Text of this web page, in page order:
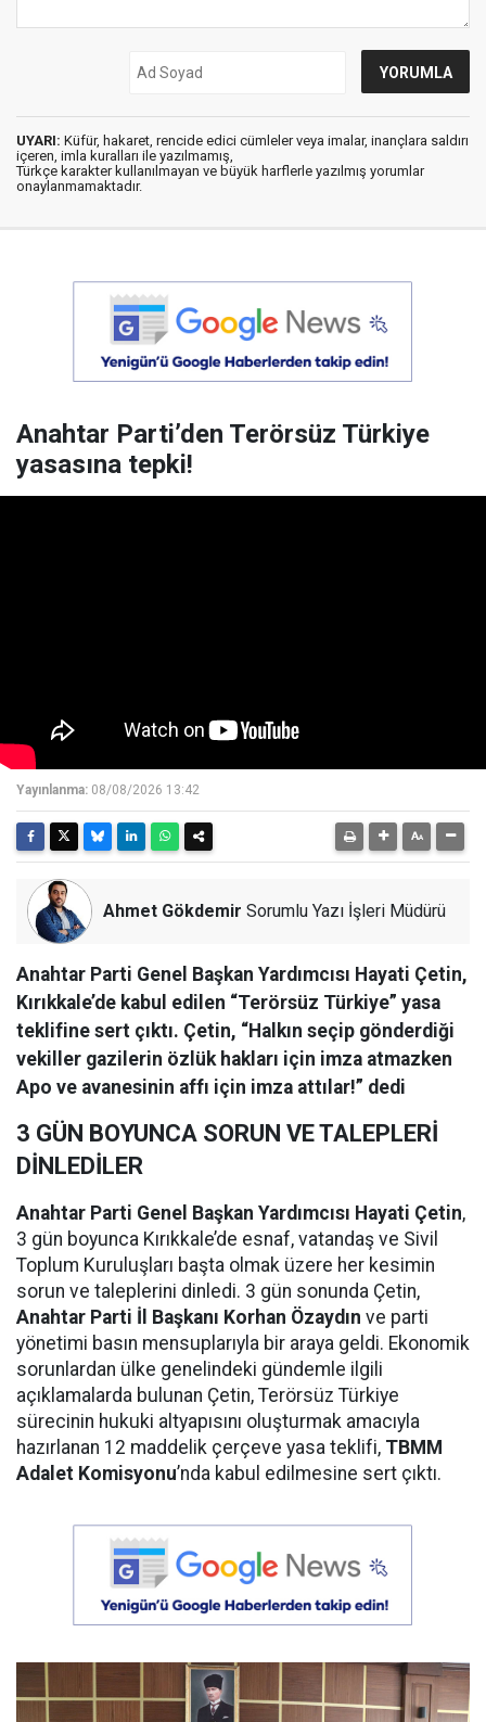
UYARI: Küfür, hakaret, rencide edici cümleler veya imalar, inançlara saldırı
içeren, imla kuralları ile yazılmamış,
Türkçe karakter kullanılmayan ve büyük harflerle yazılmış yorumlar
onaylanmamaktadır.
Anahtar Parti’den Terörsüz Türkiye
yasasına tepki!
Yayınlanma: 08/08/2026 13:42
Ahmet Gökdemir Sorumlu Yazı İşleri Müdürü
Anahtar Parti Genel Başkan Yardımcısı Hayati Çetin,
Kırıkkale’de kabul edilen “Terörsüz Türkiye” yasa
teklifine sert çıktı. Çetin, “Halkın seçip gönderdiği
vekiller gazilerin özlük hakları için imza atmazken
Apo ve avanesinin affı için imza attılar!” dedi
3 GÜN BOYUNCA SORUN VE TALEPLERİ
DİNLEDİLER
Anahtar Parti Genel Başkan Yardımcısı Hayati Çetin,
3 gün boyunca Kırıkkale’de esnaf, vatandaş ve Sivil
Toplum Kuruluşları başta olmak üzere her kesimin
sorun ve taleplerini dinledi. 3 gün sonunda Çetin,
Anahtar Parti İl Başkanı Korhan Özaydın ve parti
yönetimi basın mensuplarıyla bir araya geldi. Ekonomik
sorunlardan ülke genelindeki gündemle ilgili
açıklamalarda bulunan Çetin, Terörsüz Türkiye
sürecinin hukuki altyapısını oluşturmak amacıyla
hazırlanan 12 maddelik çerçeve yasa teklifi, TBMM
Adalet Komisyonu’nda kabul edilmesine sert çıktı.